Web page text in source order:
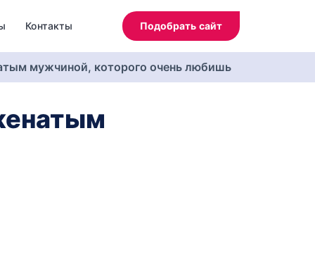
Контакты Подобрать сайт
мужчиной, которого очень любишь